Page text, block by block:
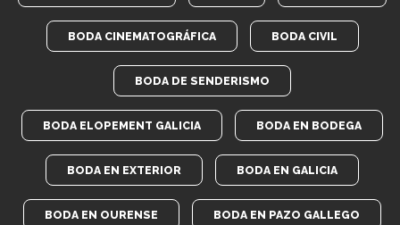
BODA CINEMATOGRÁFICA BODA CIVIL
BODA DE SENDERISMO
BODA ELOPEMENT GALICIA BODA EN BODEGA
BODA EN EXTERIOR BODA EN GALICIA
BODA EN OURENSE BODA EN PAZO GALLEGO